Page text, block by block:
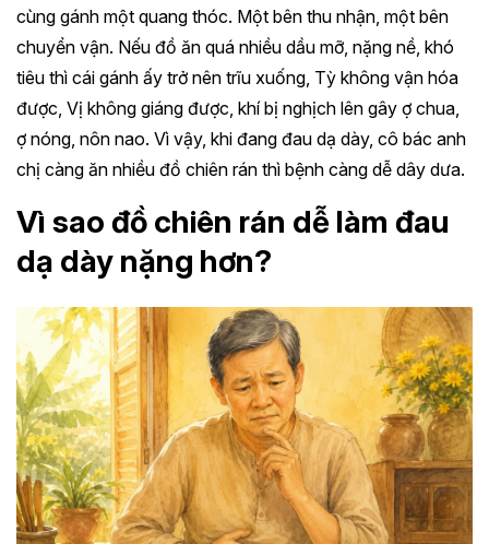
cùng gánh một quang thóc. Một bên thu nhận, một bên
chuyển vận. Nếu đồ ăn quá nhiều dầu mỡ, nặng nề, khó
tiêu thì cái gánh ấy trở nên trĩu xuống, Tỳ không vận hóa
được, Vị không giáng được, khí bị nghịch lên gây ợ chua,
ợ nóng, nôn nao. Vì vậy, khi đang đau dạ dày, cô bác anh
chị càng ăn nhiều đồ chiên rán thì bệnh càng dễ dây dưa.
Vì sao đồ chiên rán dễ làm đau
dạ dày nặng hơn?